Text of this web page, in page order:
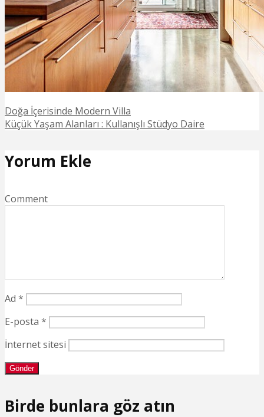
Doğa İçerisinde Modern Villa
Küçük Yaşam Alanları : Kullanışlı Stüdyo Daire
Yorum Ekle
Comment
Ad *
E-posta *
İnternet sitesi
Birde bunlara göz atın